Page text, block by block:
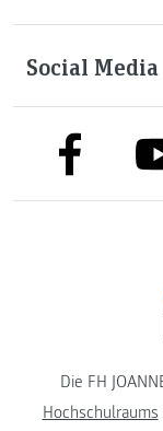
Social Media
link to
Die FH
Hochschulraums